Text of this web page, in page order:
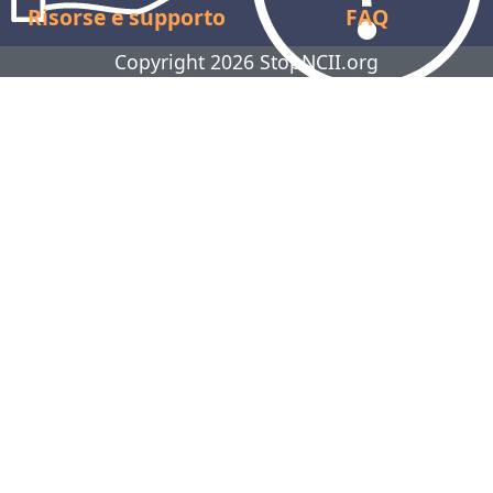
Risorse e supporto FAQ
Copyright 2026 StopNCII.org